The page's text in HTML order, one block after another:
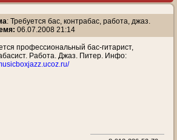
: Требуется бас, контрабас, работа, джаз.
06.07.2008 21:14
профессиональный бас-гитарист,
Работа. Джаз. Питер. Инфо: